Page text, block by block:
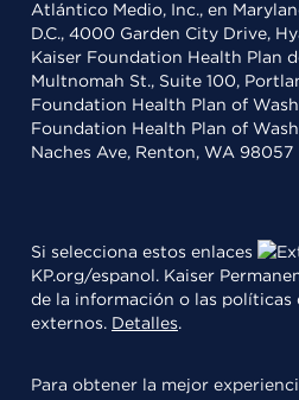
Atlántico Medio, Inc., en
D.C., 4000 Garden City Drive,
Kaiser Foundation Health Plan
Multnomah St., Suite 100,
Foundation Health Plan of
Foundation Health Plan of
Naches Ave, Renton, WA 98057
Si selecciona estos enlaces
KP.org/espanol. Kaiser
de la información o las políticas
externos. Detalles.
Para obtener la mejor